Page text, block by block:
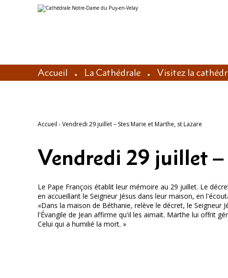
Aller
au
Outils
personnels
Accueil La Cathédrale Visitez la
Accueil › Vendredi 29 juillet – Stes Marie et Marthe, st Lazare
Vendredi 29 juillet –
Le Pape François établit leur mémoire au 29 juillet. Le
en accueillant le Seigneur Jésus dans leur maison, en
«Dans la maison de Béthanie, relève le décret, le
l'Évangile de Jean affirme qu'il les aimait. Marthe lui offrit
Celui qui a humilié la mort. »